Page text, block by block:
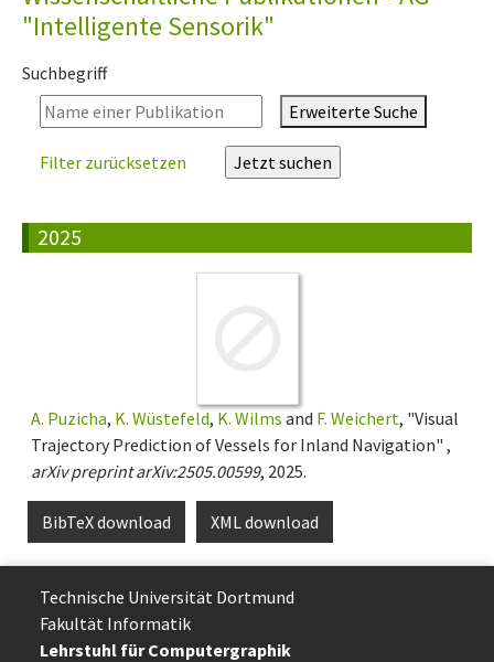
"Intelligente Sensorik"
Suchbegriff
Erweiterte Suche
Filter zurücksetzen
2025
A. Puzicha, K. Wüstefeld, K. Wilms and F. Weichert, "Visual
Trajectory Prediction of Vessels for Inland Navigation" ,
arXiv preprint arXiv:2505.00599, 2025.
BibTeX download XML download
Technische Uni­ver­si­tät Dort­mund
Fakultät Informatik
Lehrstuhl für Computergraphik